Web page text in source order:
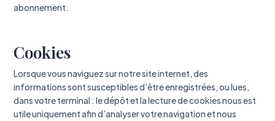
abonnement.
Cookies
Lorsque vous naviguez sur notre site internet, des
informations sont susceptibles d’être enregistrées, ou lues,
dans votre terminal : le dépôt et la lecture de cookies nous est
utile uniquement afin d’analyser votre navigation et nous